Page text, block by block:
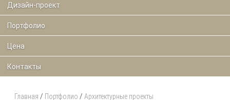
Дизайн-проект
Портфолио
Цена
Контакты
Главная / Портфолио / Архитектурные проекты